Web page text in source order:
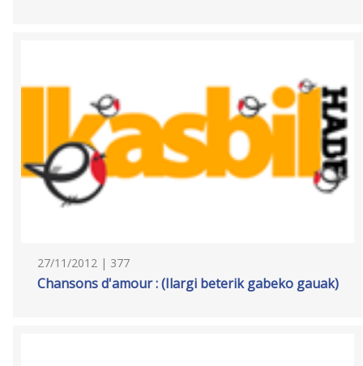
27/11/2012 | 377
Chansons d'amour : (Ilargi beterik gabeko gauak)